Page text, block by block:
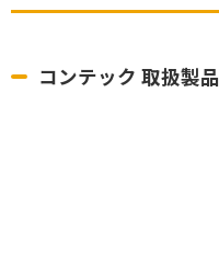
コンテック 取扱製品